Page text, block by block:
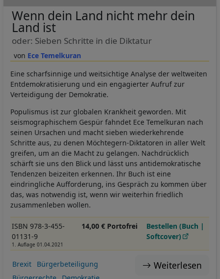
Ece Temelkuran
Wenn dein Land nicht mehr dein
Land ist
oder: Sieben Schritte in die Diktatur
Eine scharfsinnige und weitsichtige Analyse der weltweiten
Entdemokratisierung und ein engagierter Aufruf zur
Verteidigung der Demokratie.
Populismus ist zur globalen Krankheit geworden. Mit
seismographischem Gespür fahndet Ece Temelkuran nach
seinen Ursachen und macht sieben wiederkehrende
Schritte aus, zu denen Möchtegern-Diktatoren in aller Welt
greifen, um an die Macht zu gelangen. Nachdrücklich
schärft sie uns den Blick und lässt uns antidemokratische
Tendenzen beizeiten erkennen. Ihr Buch ist eine
eindringliche Aufforderung, ins Gespräch zu kommen über
das, was notwendig ist, wenn wir weiterhin friedlich
zusammenleben wollen.
ISBN 978-3-455-
01131-9
1. Auflage 01.04.2021
14,00 € Portofrei
Bestellen (Buch |
Softcover)
Weiterlesen
Brexit
Bürgerbeteiligung